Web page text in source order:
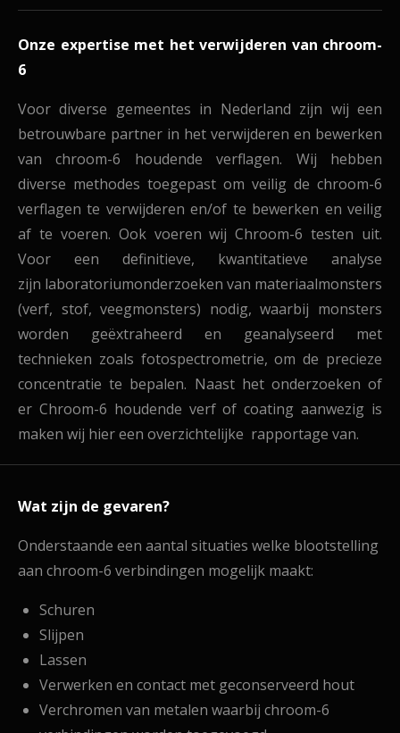
Onze expertise met het verwijderen van chroom-
6
Voor diverse gemeentes in Nederland zijn wij een
betrouwbare partner in het verwijderen en bewerken
van chroom-6 houdende verflagen. Wij hebben
diverse methodes toegepast om veilig de chroom-6
verflagen te verwijderen en/of te bewerken en veilig
af te voeren. Ook voeren wijChroom-6 testen uit.
Voor een definitieve, kwantitatieve analyse
zijn laboratoriumonderzoeken van materiaalmonsters
(verf, stof, veegmonsters) nodig, waarbij monsters
worden geëxtraheerd en geanalyseerd met
technieken zoals fotospectrometrie, om de precieze
concentratie te bepalen. Naast het onderzoeken of
er Chroom-6 houdende verf of coating aanwezig is
maken wij hier een overzichtelijke rapportage van.
Wat zijn de gevaren?
Onderstaande een aantal situaties welke blootstelling
aan chroom-6 verbindingen mogelijk maakt:
Schuren
Slijpen
Lassen
Verwerken en contact met geconserveerd hout
Verchromen van metalen waarbij chroom-6